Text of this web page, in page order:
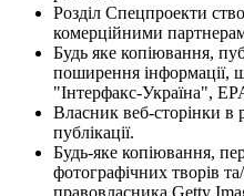
Розділ Спецпроекти
комерційними
Будь яке копіювання,
поширення інформації,
"Інтерфакс-Україна",
Власник веб-сторінки в
публікації.
Будь-яке копіювання,
фотографічних творів
правовласника Getty